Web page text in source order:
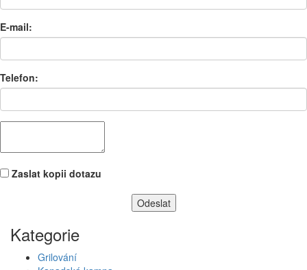
E-mail:
Telefon:
Zaslat kopii dotazu
Kategorie
Grilování